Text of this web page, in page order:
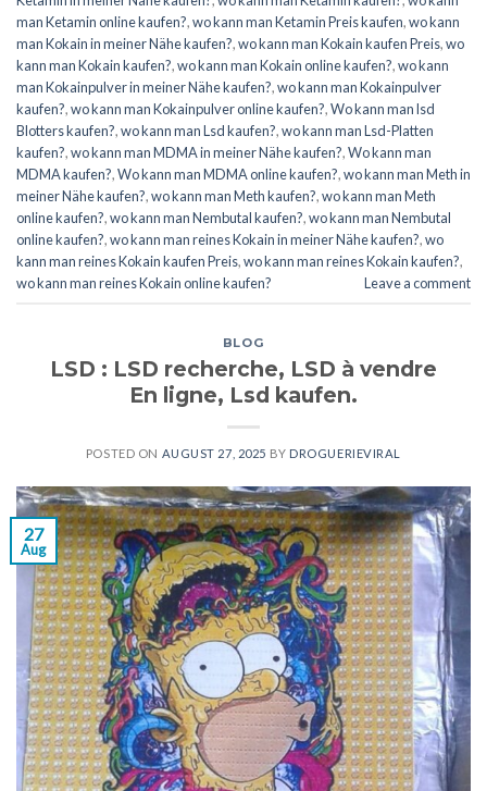
man Ketamin online kaufen?,wo kann man Ketamin Preis kaufen,wo kann
man Kokain in meiner Nähe kaufen?,wo kann man Kokain kaufen Preis,wo
kann man Kokain kaufen?,wo kann man Kokain online kaufen?,wo kann
man Kokainpulver in meiner Nähe kaufen?,wo kann man Kokainpulver
kaufen?,wo kann man Kokainpulver online kaufen?,Wo kann man lsd
Blotters kaufen?,wo kann man Lsd kaufen?,wo kann man Lsd-Platten
kaufen?,wo kann man MDMA in meiner Nähe kaufen?,Wo kann man
MDMA kaufen?,Wo kann man MDMA online kaufen?,wo kann man Meth in
meiner Nähe kaufen?,wo kann man Meth kaufen?,wo kann man Meth
online kaufen?,wo kann man Nembutal kaufen?,wo kann man Nembutal
online kaufen?,wo kann man reines Kokain in meiner Nähe kaufen?,wo
kann man reines Kokain kaufen Preis,wo kann man reines Kokain kaufen?,
wo kann man reines Kokain online kaufen?
Leave a comment
BLOG
LSD : LSD recherche, LSD à vendre
En ligne, Lsd kaufen.
POSTED ON AUGUST 27, 2025 BY DROGUERIEVIRAL
27
Aug